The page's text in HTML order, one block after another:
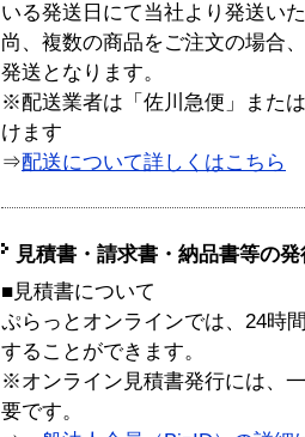
いる発送日にて当社より発送い
尚、複数の商品をご注文の場合
発送となります。
※配送業者は「佐川急便」また
けます
⇒配送について詳しくはこちら
見積書・請求書・納品書等の
■見積書について
ぷらっとオンラインでは、24時
することができます。
※オンライン見積書発行には、
要です。